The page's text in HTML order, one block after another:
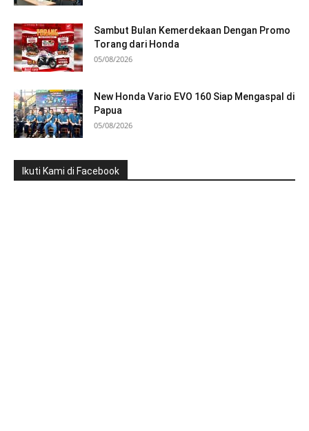
Sambut Bulan Kemerdekaan Dengan Promo
Torang dari Honda
05/08/2026
New Honda Vario EVO 160 Siap Mengaspal di
Papua
05/08/2026
Ikuti Kami di Facebook